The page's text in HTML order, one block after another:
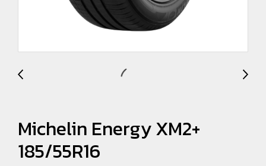
Michelin Energy XM2+
185/55R16